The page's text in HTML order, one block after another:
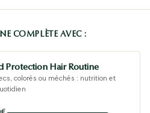
COMPLÈTE AVEC :
Protection Hair Routine
colorés ou méchés : nutrition et